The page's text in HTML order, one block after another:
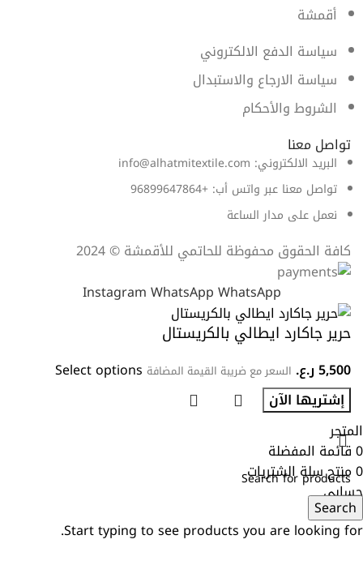
أقمشة
سياسة الدفع الالكتروني
سياسة الارجاع والاستبدال
الشروط والأحكام
تواصل معنا
البريد الالكتروني: info@alhatmitextile.com
تواصل معنا عبر واتس أب: +96899647864
نعمل على مدار الساعة
كافة الحقوق محفوظة للحاتمي للأقمشة © 2024
InstagramWhatsAppWhatsApp
حرير جاكارد ايطالي بالكريستال
5,500ر.ع. السعر مع ضريبة القيمة المضافة Select options
إشتريها الآن
Search
Start typing to see products you are looking for.
المتجر
0قائمة المفضلة
0منتجسلة الشتريات
حسابي